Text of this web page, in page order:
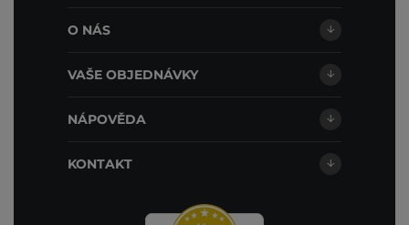
O NÁS
VAŠE OBJEDNÁVKY
NÁPOVĚDA
KONTAKT